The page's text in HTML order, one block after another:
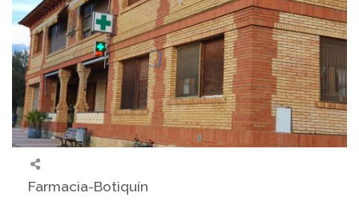
Farmacia-Botiquín